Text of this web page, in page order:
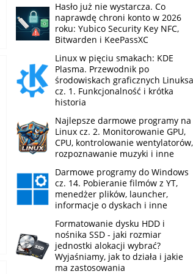
Hasło już nie wystarcza. Co
naprawdę chroni konto w 2026
roku: Yubico Security Key NFC,
Bitwarden i KeePassXC
Linux w pięciu smakach: KDE
Plasma. Przewodnik po
środowiskach graficznych Linuksa
cz. 1. Funkcjonalność i krótka
historia
Najlepsze darmowe programy na
Linux cz. 2. Monitorowanie GPU,
CPU, kontrolowanie wentylatorów,
rozpoznawanie muzyki i inne
Darmowe programy do Windows
cz. 14. Pobieranie filmów z YT,
menedżer plików, launcher,
informacje o dyskach i inne
Formatowanie dysku HDD i
nośnika SSD - jaki rozmiar
jednostki alokacji wybrać?
Wyjaśniamy, jak to działa i jakie
ma zastosowania